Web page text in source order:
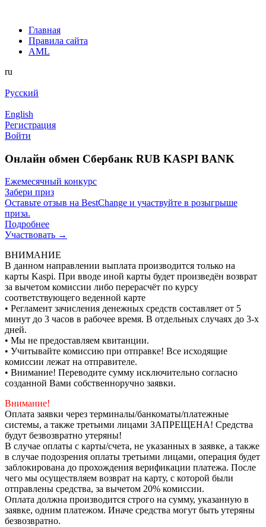
Главная
Правила сайта
AML
ru
Русский
English
Регистрация
Войти
Онлайн обмен Сбербанк RUB KASPI BANK
Ежемесячный конкурс
Забери приз
Оставьте отзыв на BestChange и участвуйте в розыгрыше
приза.
Подробнее
Участвовать →
ВНИМАНИЕ
В данном направлении выплата производится только на
карты Kaspi. При вводе иной карты будет произведён возврат
за вычетом комиссии либо перерасчёт по курсу
соответствующего веденной карте
• Регламент зачисления денежных средств составляет от 5
минут до 3 часов в рабочее время. В отдельных случаях до 3-х
дней.
• Мы не предоставляем квитанции.
• Учитывайте комиссию при отправке! Все исходящие
комиссии лежат на отправителе.
• Внимание! Переводите сумму исключительно согласно
созданной Вами собственноручно заявки.
Внимание!
Оплата заявки через терминалы/банкоматы/платежные
системы, а также третьими лицами ЗАПРЕЩЕНА! Средства
будут безвозвратно утеряны!
В случае оплаты с карты/счета, не указанных в заявке, а также
в случае подозрения оплаты третьими лицами, операция будет
заблокирована до прохождения верификации платежа. После
чего мы осуществляем возврат на карту, с которой были
отправлены средства, за вычетом 20% комиссии.
Оплата должна производится строго на сумму, указанную в
заявке, одним платежом. Иначе средства могут быть утеряны
безвозвратно.